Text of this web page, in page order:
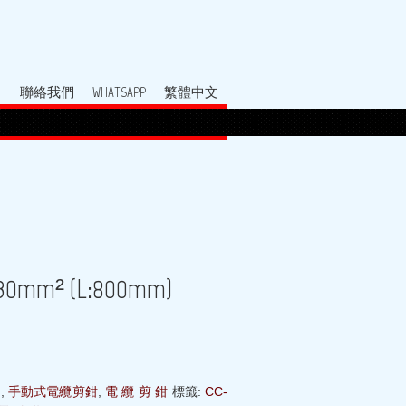
聯絡我們 WHATSAPP 繁體中文
(L:800mm)
手動式電纜剪鉗, 電 纜 剪 鉗 標籤:CC-